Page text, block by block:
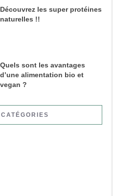
Découvrez les super protéines
naturelles !!
Quels sont les avantages
d’une alimentation bio et
vegan ?
CATÉGORIES